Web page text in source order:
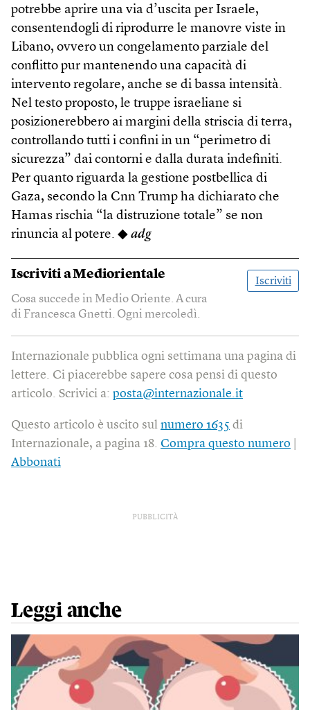
potrebbe aprire una via d’uscita per Israele,
consentendogli di riprodurre le manovre viste in
Libano, ovvero un congelamento parziale del
conflitto pur mantenendo una capacità di
intervento regolare, anche se di bassa intensità.
Nel testo proposto, le truppe israeliane si
posizionerebbero ai margini della striscia di terra,
controllando tutti i confini in un “perimetro di
sicurezza” dai contorni e dalla durata indefiniti.
Per quanto riguarda la gestione postbellica di
Gaza, secondo la Cnn Trump ha dichiarato che
Hamas rischia “la distruzione totale” se non
rinuncia al po­tere. ◆ adg
Iscriviti aMediorientale
Iscriviti
Cosa succede in Medio Oriente. A cura
di Francesca Gnetti. Ogni mercoledì.
Internazionale pubblica ogni settimana una pagina di
lettere. Ci piacerebbe sapere cosa pensi di questo
articolo. Scrivici a: posta@internazionale.it
Questo articolo è uscito sul numero 1635 di
Internazionale, a pagina 18. Compra questo numero
Abbonati
PUBBLICITÀ
Leggi anche